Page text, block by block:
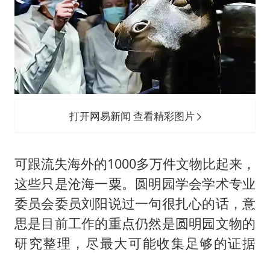
打开网易新闻 查看精彩图片
可跟流失海外的1000多万件文物比起来，
这些只是沧海一粟。圆明园学会学术专业
委员会委员刘阳说过一句很扎心的话，意
思是目前工作的重点仍然是圆明园文物的
研究整理，尽最大可能收集足够的证据